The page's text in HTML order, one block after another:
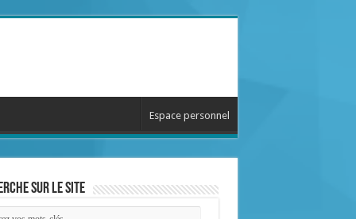
Espace personnel
sur le site